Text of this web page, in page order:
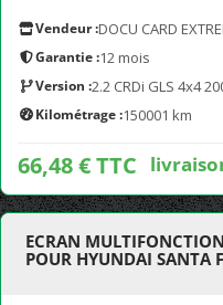
Vendeur :DOCU CARD
Garantie :12 mois
Version :2.2 CRDi GLS 4x4
Kilométrage :150001 km
66,48 € TTC
ECRAN
POUR HYUNDAI SANTA